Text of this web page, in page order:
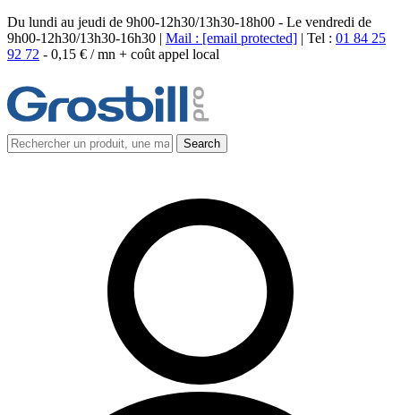
Du lundi au jeudi de 9h00-12h30/13h30-18h00 - Le vendredi de
9h00-12h30/13h30-16h30 | Mail : [email protected] | Tel : 01 84 25
92 72 - 0,15 € / mn + coût appel local